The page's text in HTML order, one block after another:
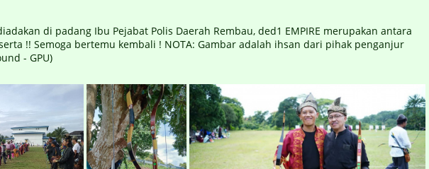
di padang Ibu Pejabat Polis Daerah Rembau, ded1 EMPIRE merupakan antara
!! Semoga bertemu kembali ! NOTA: Gambar adalah ihsan dari pihak penganjur
- GPU)